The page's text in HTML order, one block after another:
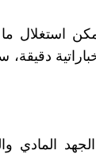
استغلال ما
المادي